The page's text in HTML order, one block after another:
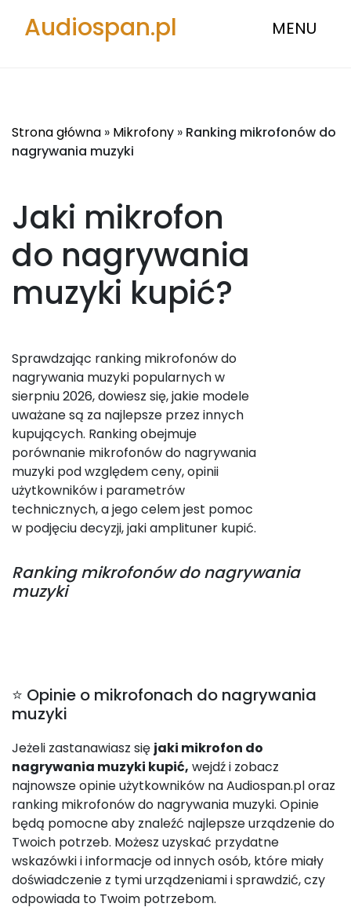
Audiospan.pl MENU
Strona główna » Mikrofony » Ranking mikrofonów do
nagrywania muzyki
Jaki mikrofon
do nagrywania
muzyki kupić?
Sprawdzając ranking mikrofonów do
nagrywania muzyki popularnych w
sierpniu 2026, dowiesz się, jakie modele
uważane są za najlepsze przez innych
kupujących. Ranking obejmuje
porównanie mikrofonów do nagrywania
muzyki pod względem ceny, opinii
użytkowników i parametrów
technicznych, a jego celem jest pomoc
w podjęciu decyzji, jaki amplituner kupić.
Rankingmikrofonów do nagrywania
muzyki
⭐ Opinie o mikrofonach do nagrywania
muzyki
Jeżeli zastanawiasz się jaki mikrofon do
nagrywania muzyki kupić, wejdź i zobacz
najnowsze opinie użytkowników na Audiospan.pl oraz
ranking mikrofonów do nagrywania muzyki. Opinie
będą pomocne aby znaleźć najlepsze urządzenie do
Twoich potrzeb. Możesz uzyskać przydatne
wskazówki i informacje od innych osób, które miały
doświadczenie z tymi urządzeniami i sprawdzić, czy
odpowiada to Twoim potrzebom.